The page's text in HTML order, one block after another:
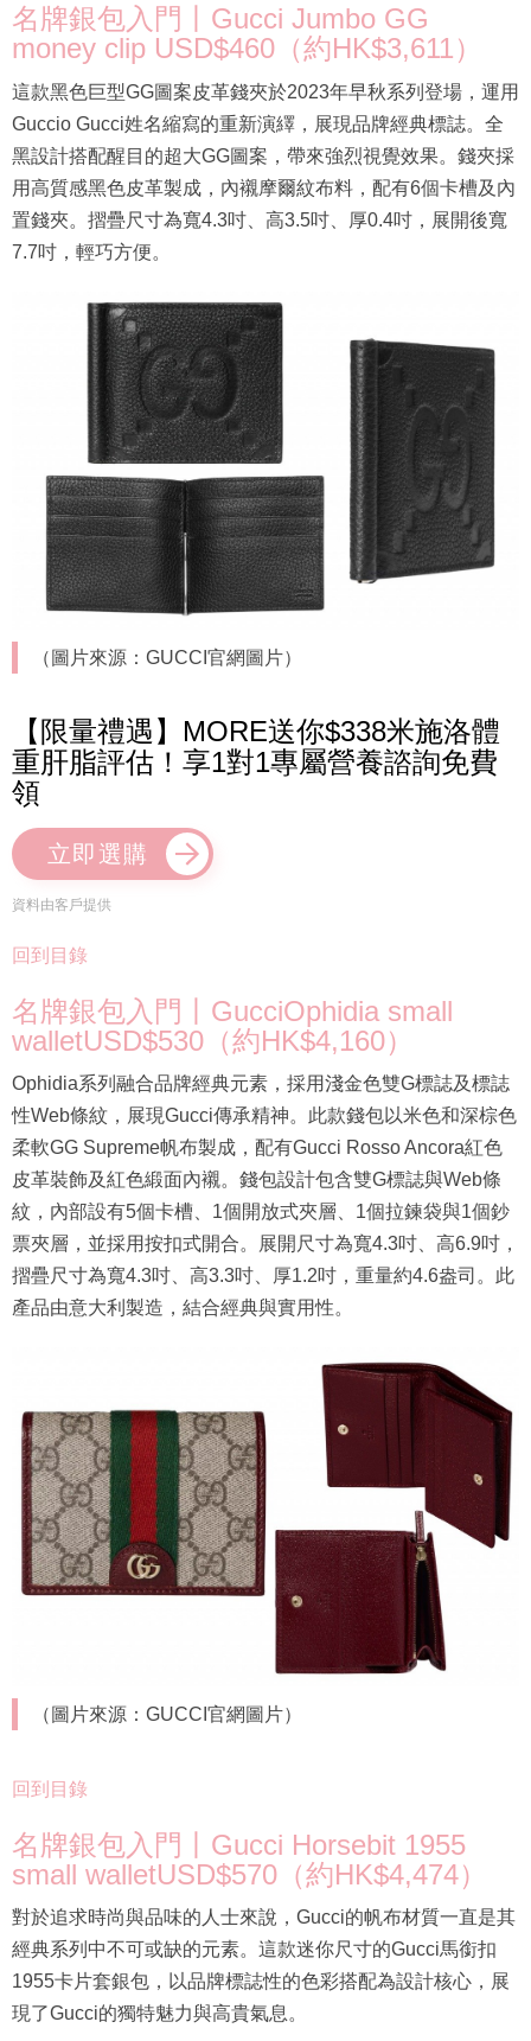
名牌銀包入門丨Gucci Jumbo GG
money clip USD$460（約HK$3,611）
這款黑色巨型GG圖案皮革錢夾於2023年早秋系列登場，運用
Guccio Gucci姓名縮寫的重新演繹，展現品牌經典標誌。全
黑設計搭配醒目的超大GG圖案，帶來強烈視覺效果。錢夾採
用高質感黑色皮革製成，內襯摩爾紋布料，配有6個卡槽及內
置錢夾。摺疊尺寸為寬4.3吋、高3.5吋、厚0.4吋，展開後寬
7.7吋，輕巧方便。
（圖片來源：GUCCI官網圖片）
【限量禮遇】MORE送你$338米施洛體
重肝脂評估！享1對1專屬營養諮詢免費
領
立即選購
資料由客戶提供
回到目錄
名牌銀包入門丨GucciOphidia small
walletUSD$530（約HK$4,160）
Ophidia系列融合品牌經典元素，採用淺金色雙G標誌及標誌
性Web條紋，展現Gucci傳承精神。此款錢包以米色和深棕色
柔軟GG Supreme帆布製成，配有Gucci Rosso Ancora紅色
皮革裝飾及紅色緞面內襯。錢包設計包含雙G標誌與Web條
紋，內部設有5個卡槽、1個開放式夾層、1個拉鍊袋與1個鈔
票夾層，並採用按扣式開合。展開尺寸為寬4.3吋、高6.9吋，
摺疊尺寸為寬4.3吋、高3.3吋、厚1.2吋，重量約4.6盎司。此
產品由意大利製造，結合經典與實用性。
（圖片來源：GUCCI官網圖片）
回到目錄
名牌銀包入門丨Gucci Horsebit 1955
small walletUSD$570（約HK$4,474）
對於追求時尚與品味的人士來說，Gucci的帆布材質一直是其
經典系列中不可或缺的元素。這款迷你尺寸的Gucci馬銜扣
1955卡片套銀包，以品牌標誌性的色彩搭配為設計核心，展
現了Gucci的獨特魅力與高貴氣息。